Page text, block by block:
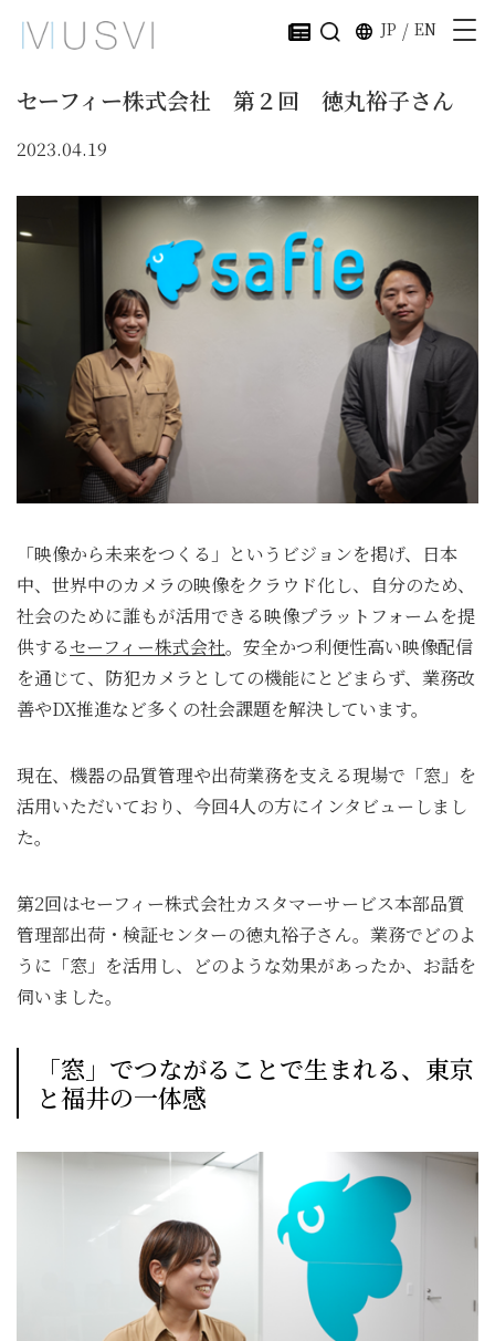
JP / EN
セーフィー株式会社 第２回 徳丸裕子さん
2023.04.19
「映像から未来をつくる」というビジョンを掲げ、日本
中、世界中のカメラの映像をクラウド化し、自分のため、
社会のために誰もが活用できる映像プラットフォームを提
供するセーフィー株式会社。安全かつ利便性高い映像配信
を通じて、防犯カメラとしての機能にとどまらず、業務改
善やDX推進など多くの社会課題を解決しています。
現在、機器の品質管理や出荷業務を支える現場で「窓」を
活用いただいており、今回4人の方にインタビューしまし
た。
第2回はセーフィー株式会社カスタマーサービス本部品質
管理部出荷・検証センターの徳丸裕子さん。業務でどのよ
うに「窓」を活用し、どのような効果があったか、お話を
伺いました。
「窓」でつながることで生まれる、東京
と福井の一体感